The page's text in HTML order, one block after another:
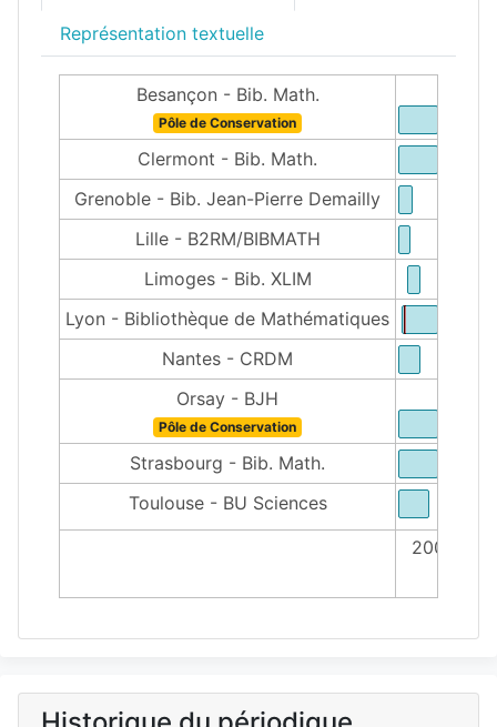
Représentation textuelle
Besançon - Bib. Math.
Pôle de Conservation
Clermont - Bib. Math.
Grenoble - Bib. Jean-Pierre Demailly
Lille - B2RM/BIBMATH
Limoges - Bib. XLIM
Lyon - Bibliothèque de Mathématiques
Nantes - CRDM
Orsay - BJH
Pôle de Conservation
Strasbourg - Bib. Math.
Toulouse - BU Sciences
2000